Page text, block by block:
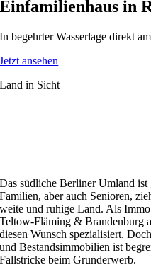
Einfamilienhaus in
In begehrter Wasserlage direkt
Jetzt ansehen
Land in Sicht
Das südliche Berliner Umland
Familien, aber auch Senioren,
weite und ruhige Land. Als
Teltow-Fläming & Brandenburg
diesen Wunsch spezialisiert.
und Bestandsimmobilien ist
Fallstricke beim Grunderwerb.